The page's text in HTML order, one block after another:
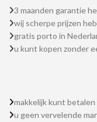
3 maanden garantie
wij scherpe prijzen
gratis porto in
u kunt kopen zonder
makkelijk kunt
u geen vervelende